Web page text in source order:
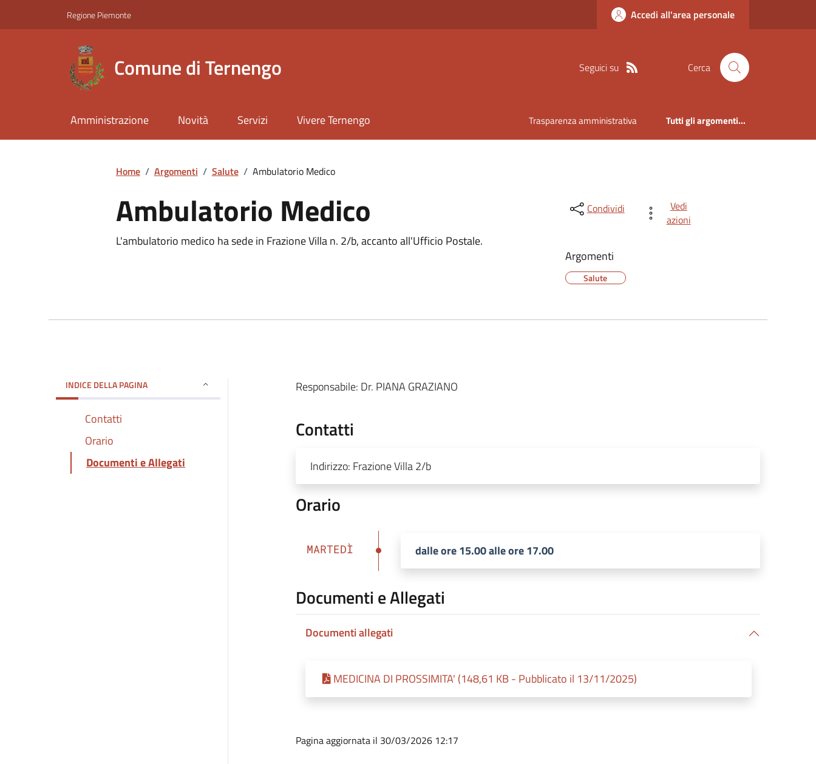
Regione Piemonte Accedi all'area personale
Comune di Ternengo Seguici su Cerca
Amministrazione Novità Servizi Vivere Ternengo Trasparenza amministrativa Tutti gli argomenti...
Home / Argomenti / Salute / Ambulatorio Medico
Ambulatorio Medico
L'ambulatorio medico ha sede in Frazione Villa n. 2/b, accanto all'Ufficio Postale.
Condividi
Vedi
azioni
Argomenti
Salute
INDICE DELLA PAGINA
Contatti
Orario
Documenti e Allegati
Responsabile: Dr. PIANA GRAZIANO
Contatti
Indirizzo: Frazione Villa 2/b
Orario
MARTEDÌ dalle ore 15.00 alle ore 17.00
Documenti e Allegati
Documenti allegati
MEDICINA DI PROSSIMITA' (148,61 KB - Pubblicato il 13/11/2025)
Pagina aggiornata il 30/03/2026 12:17